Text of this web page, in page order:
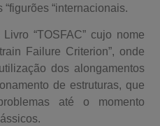
“internacionais.
“TOSFAC” cujo nome
Failure Criterion”, onde
dos alongamentos
de estruturas, que
até o momento